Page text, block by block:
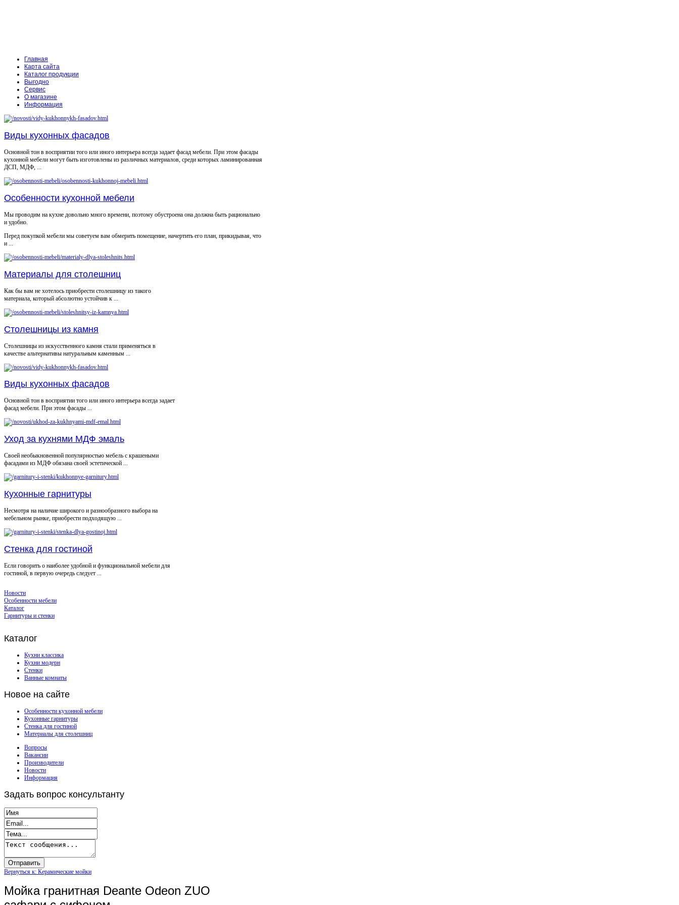
Главная
Карта сайта
Каталог продукции
Выгодно
Сервис
О магазине
Информация
Виды кухонных фасадов
Основной тон в восприятии того или иного интерьера всегда задает фасад мебели. При этом фасады
кухонной мебели могут быть изготовлены из различных материалов, среди которых ламинированная
ДСП, МДФ, ...
Особенности кухонной мебели
Мы проводим на кухне довольно много времени, поэтому обустроена она должна быть рационально
и удобно.
Перед покупкой мебели мы советуем вам обмерить помещение, начертить его план, прикидывая, что
и ...
Материалы для столешниц
Как бы вам не хотелось приобрести столешницу из такого
материала, который абсолютно устойчив к ...
Столешницы из камня
Столешницы из искусственного камня стали применяться в
качестве альтернативы натуральным каменным ...
Виды кухонных фасадов
Основной тон в восприятии того или иного интерьера всегда задает
фасад мебели. При этом фасады ...
Уход за кухнями МДФ эмаль
Своей необыкновенной популярностью мебель с крашеными
фасадами из МДФ обязана своей эстетической ...
Кухонные гарнитуры
Несмотря на наличие широкого и разнообразного выбора на
мебельном рынке, приобрести подходящую ...
Стенка для гостиной
Если говорить о наиболее удобной и функциональной мебели для
гостиной, в первую очередь следует ...
Новости
Особенности мебели
Каталог
Гарнитуры и стенки
Каталог
Кухни классика
Кухни модерн
Стенки
Ванные комнаты
Новое на сайте
Особенности кухонной мебели
Кухонные гарнитуры
Стенка для гостиной
Материалы для столешниц
Вопросы
Вакансии
Производители
Новости
Информация
Задать вопрос консультанту
Вернуться к: Керамические мойки
Мойка гранитная Deante Odeon ZUO